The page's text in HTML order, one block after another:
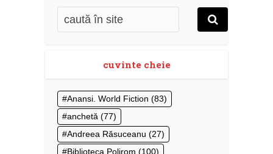
cuvinte cheie
Anansi. World Fiction (83)
anchetă (77)
Andreea Răsuceanu (27)
Biblioteca Polirom (100)